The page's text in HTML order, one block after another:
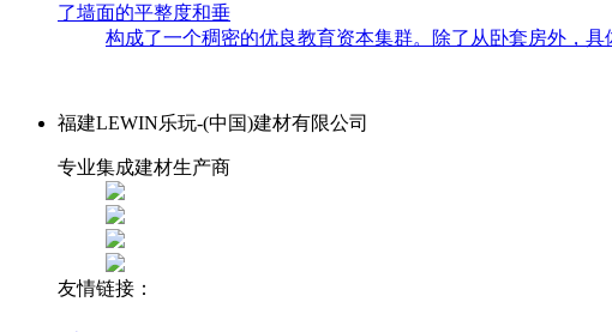
了墙面的平整度和垂
构成了一个稠密的优良教育资本集群。除了从卧套房外，
福建LEWIN乐玩-(中国)建材有限公司
专业集成建材生产商
友情链接：